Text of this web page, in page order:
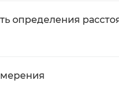
определения